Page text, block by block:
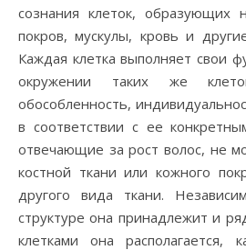
сознания клеток, образующих
покров, мускулы, кровь и
Каждая клетка выполняет свои
окружении таких же
обособленность,
в соответствии с ее
отвечающие за рост волос, не
костной ткани или кожного
другого вида ткани.
структуре она принадлежит и
клетками она располагается,